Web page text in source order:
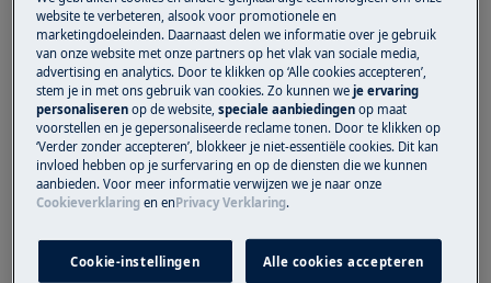
Oplossing
Neem onmiddellijk contact op met uw
dealer of winkelier om door te geven dat
het apparaat tijdens levering is
beschadigd. U vindt het telefoonnummer
van de dealer of winkelier op de factuur of
de afleveringsbon.
Neem contact op met onze servicedienst
website te verbeteren, alsook voor promotionele en
marketingdoeleinden. Daarnaast delen we informatie over je gebruik
van onze website met onze partners op het vlak van sociale media,
advertising en analytics. Door te klikken op ‘Alle cookies accepteren’,
stem je in met ons gebruik van cookies. Zo kunnen weje ervaring
personaliseren op de website,speciale aanbiedingen op maat
voorstellen en je gepersonaliseerde reclame tonen. Door te klikken op
‘Verder zonder accepteren’, blokkeer je niet-essentiële cookies. Dit kan
invloed hebben op je surfervaring en op de diensten die we kunnen
aanbieden. Voor meer informatie verwijzen we je naar onze
Cookieverklaring enenPrivacy Verklaring.
Cookie-instellingen Alle cookies accepteren